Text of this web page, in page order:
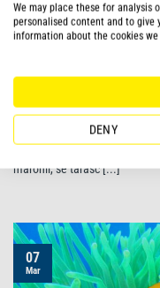
Un crustaceu plin de caracter
Racul albastru: un crustaceu
maronii, se târăsc [...]
07
Mar
We may place these for analysis
personalised content and to give
information about the cookies
DENY